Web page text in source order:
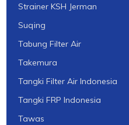
Strainer KSH Jerman
Suqing
Tabung Filter Air
Takemura
Tangki Filter Air Indonesia
Tangki FRP Indonesia
Tawas